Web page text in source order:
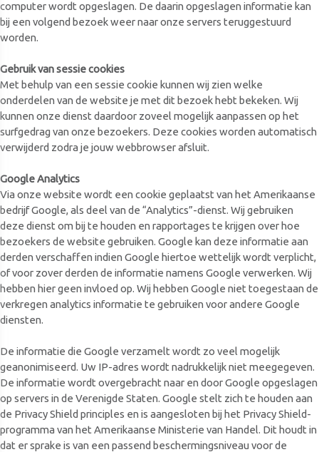
computer wordt opgeslagen. De daarin opgeslagen informatie kan
bij een volgend bezoek weer naar onze servers teruggestuurd
worden.
Gebruik van sessie cookies
Met behulp van een sessie cookie kunnen wij zien welke
onderdelen van de website je met dit bezoek hebt bekeken. Wij
kunnen onze dienst daardoor zoveel mogelijk aanpassen op het
surfgedrag van onze bezoekers. Deze cookies worden automatisch
verwijderd zodra je jouw webbrowser afsluit.
Google Analytics
Via onze website wordt een cookie geplaatst van het Amerikaanse
bedrijf Google, als deel van de “Analytics”-dienst. Wij gebruiken
deze dienst om bij te houden en rapportages te krijgen over hoe
bezoekers de website gebruiken. Google kan deze informatie aan
derden verschaffen indien Google hiertoe wettelijk wordt verplicht,
of voor zover derden de informatie namens Google verwerken. Wij
hebben hier geen invloed op. Wij hebben Google niet toegestaan de
verkregen analytics informatie te gebruiken voor andere Google
diensten.
De informatie die Google verzamelt wordt zo veel mogelijk
geanonimiseerd. Uw IP-adres wordt nadrukkelijk niet meegegeven.
De informatie wordt overgebracht naar en door Google opgeslagen
op servers in de Verenigde Staten. Google stelt zich te houden aan
de Privacy Shield principles en is aangesloten bij het Privacy Shield-
programma van het Amerikaanse Ministerie van Handel. Dit houdt in
dat er sprake is van een passend beschermingsniveau voor de